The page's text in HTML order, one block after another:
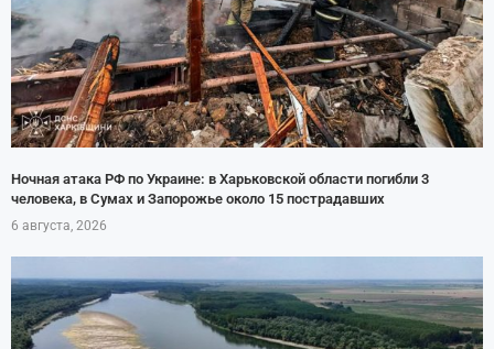
Ночная атака РФ по Украине: в Харьковской области погибли 3
человека, в Сумах и Запорожье около 15 пострадавших
6 августа, 2026